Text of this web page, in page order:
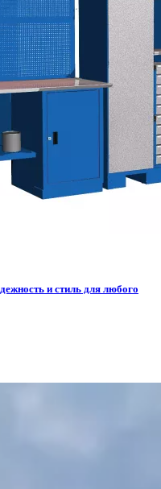
и стиль для любого